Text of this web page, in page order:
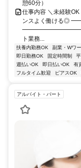
憩60分）
仕事内容 ＼未経験
ンスよく働ける
ト業務...
扶養内勤務OK 副業・Wワ
即日勤務OK
固定時間制
週払いOK
即日払いOK 有
フルタイム歓迎
ピアスOK
アルバイト・パート